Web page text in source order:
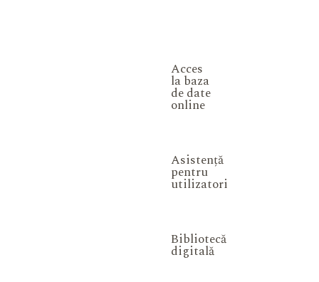
Acces
la baza
de date
online
Asistență
pentru
utilizatori
Bibliotecă
digitală